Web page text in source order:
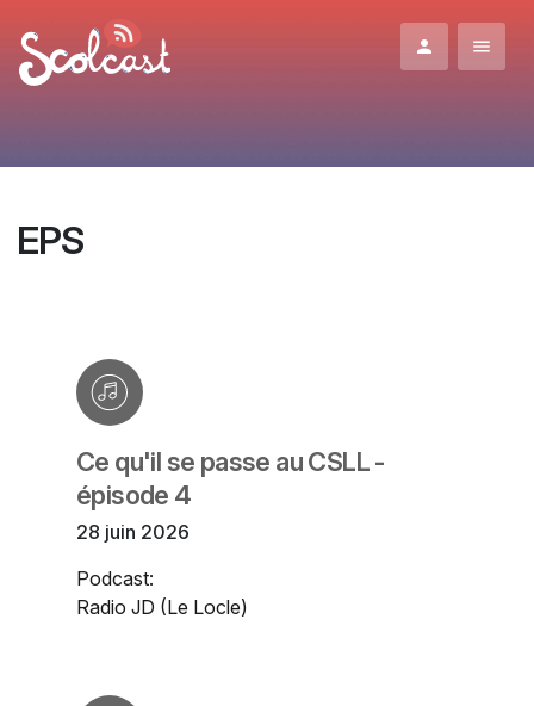
EPS
Ce qu'il se passe au CSLL -
épisode 4
28 juin 2026
Podcast:
Radio JD (Le Locle)